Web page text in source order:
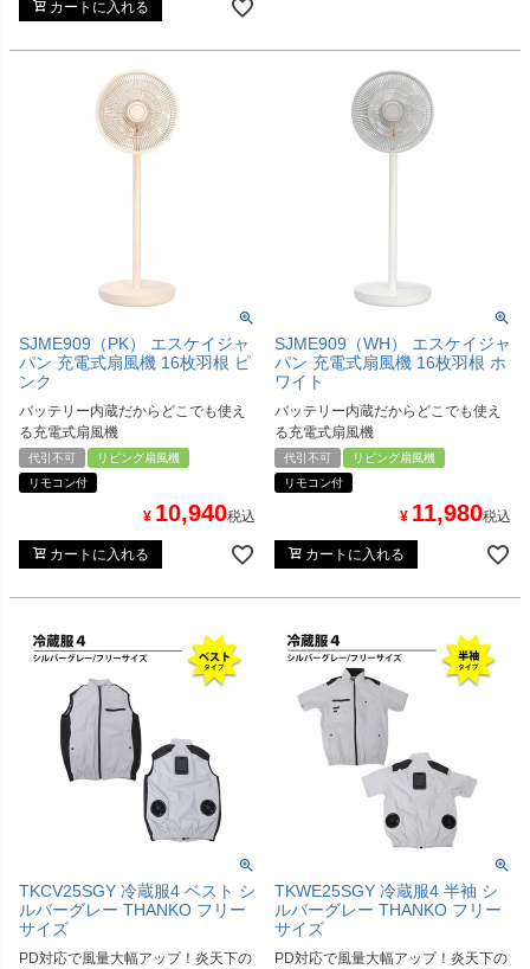
カートに入れる
SJME909（PK） エスケイジャ
パン 充電式扇風機 16枚羽根 ピ
ンク
バッテリー内蔵だからどこでも使え
る充電式扇風機
代引不可
リビング扇風機
リモコン付
¥ 10,940税込
カートに入れる
SJME909（WH） エスケイジャ
パン 充電式扇風機 16枚羽根 ホ
ワイト
バッテリー内蔵だからどこでも使え
る充電式扇風機
代引不可
リビング扇風機
リモコン付
¥ 11,980税込
カートに入れる
TKCV25SGY 冷蔵服4 ベスト シ
ルバーグレー THANKO フリー
サイズ
PD対応で風量大幅アップ！炎天下の
TKWE25SGY 冷蔵服4 半袖 シ
ルバーグレー THANKO フリー
サイズ
PD対応で風量大幅アップ！炎天下の